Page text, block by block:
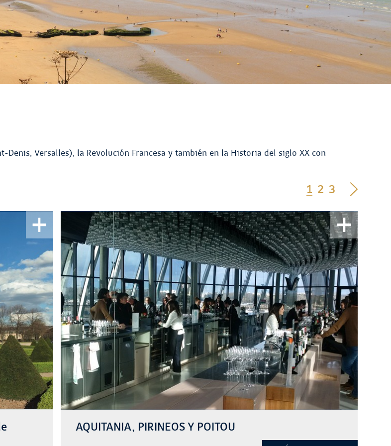
Versalles), la Revolución Francesa y también en la Historia del siglo XX con
1 2 3
AQUITANIA, PIRINEOS Y POITOU